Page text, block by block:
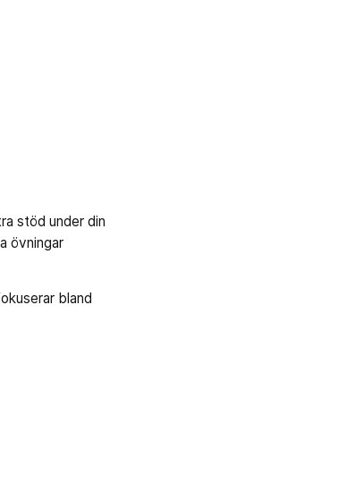
stöd under din
övningar
bland